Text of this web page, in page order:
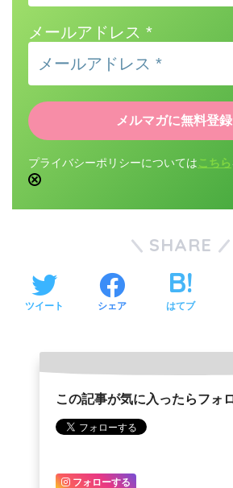
メールアドレス *
プライバシーポリシーについては こちら
SHARE
ツイート シェア はてブ
この記事が気に入ったらフォ
フォローする